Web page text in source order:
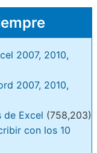
2007, 2010,
2007, 2010,
de Excel (758,203)
con los 10